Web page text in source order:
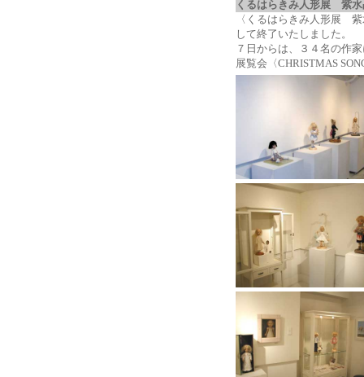
くるはらきみ人形展 紫
〈くるはらきみ人形展
して終了いたしました。
７日からは、３４名の作
展覧会〈CHRISTMAS